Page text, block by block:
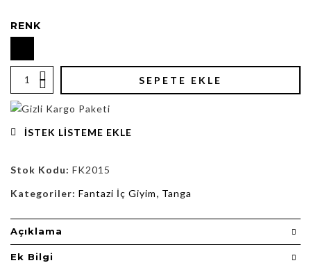
RENK
SEPETE EKLE
İSTEK LISTEME EKLE
Stok Kodu: FK2015
Kategoriler: Fantazi İç Giyim, Tanga
Açıklama
Ek Bilgi